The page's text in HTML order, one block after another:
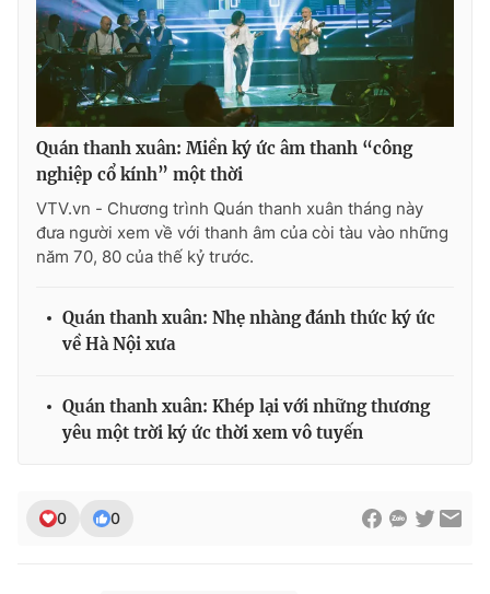
Ðiện thoại Thời báo VTV:024.66 897 897
Email:toasoan@vtv.vn
Liên hệ quảng cáo: 024-7300.7108
thuận bằng văn bản. Ghi rõ nguồn VTV.vn khi phát hành lại
thông tin từ website này.
Quán thanh xuân: Miền ký ức âm thanh “công
nghiệp cổ kính” một thời
VTV.vn - Chương trình Quán thanh xuân tháng này
đưa người xem về với thanh âm của còi tàu vào những
năm 70, 80 của thế kỷ trước.
Quán thanh xuân: Nhẹ nhàng đánh thức ký ức
về Hà Nội xưa
Quán thanh xuân: Khép lại với những thương
yêu một trời ký ức thời xem vô tuyến
0 0